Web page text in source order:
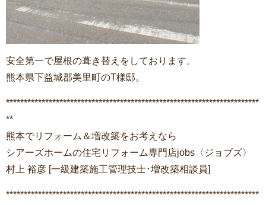
安全第一で屋根の葺き替えをしております。
熊本県下益城郡美里町のT様邸。
***********************************************************************
**
熊本でリフォーム＆増改築をお考えなら
シアーズホームの住宅リフォーム専門店jobs〈ジョブズ〉
村上 裕彦 [一級建築施工管理技士･増改築相談員]
***********************************************************************